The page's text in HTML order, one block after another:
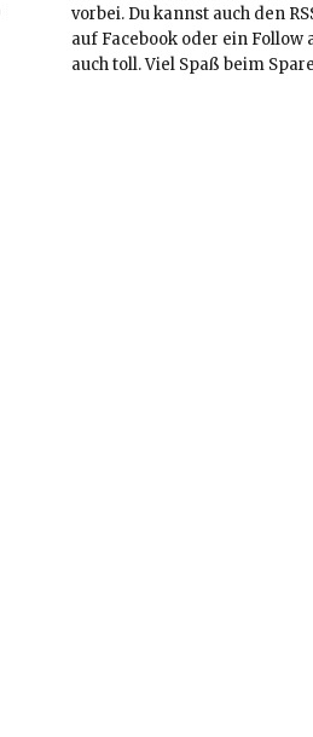
vorbei. Du kannst auch den
auf Facebook oder ein
auch toll. Viel Spaß beim